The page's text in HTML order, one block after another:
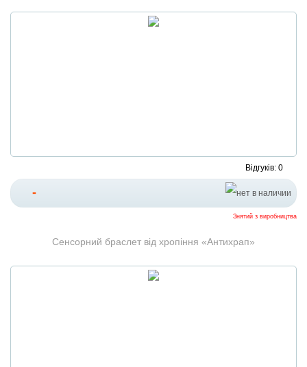
Відгуків: 0
-
Знятий з виробництва
Сенсорний браслет від хропіння «Антихрап»